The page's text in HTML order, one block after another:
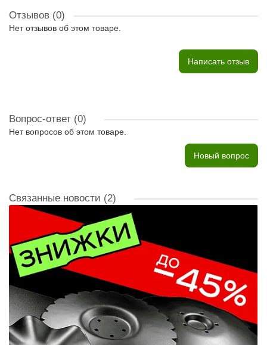
Отзывов (0)
Нет отзывов об этом товаре.
Написать отзыв
Вопрос-ответ (0)
Нет вопросов об этом товаре.
Новый вопрос
Связанные новости (2)